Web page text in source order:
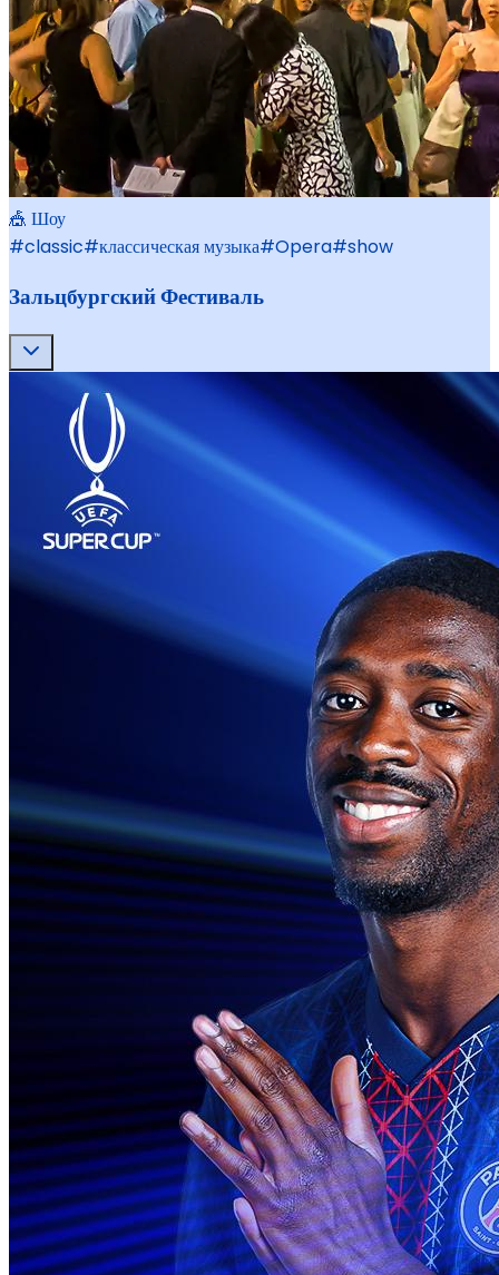
🎪 Шоу
#classic#классическая музыка#Opera#show
Зальцбургский Фестиваль